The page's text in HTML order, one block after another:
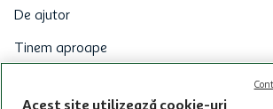
au varsta de peste 18 ani impliniti la data
valabile in limita stocurilor disponibile.
limita a 12 unitati / card client o singura data in
Cardul poate fi utilizat doar in legatura cu
CITESTE MAI MULT